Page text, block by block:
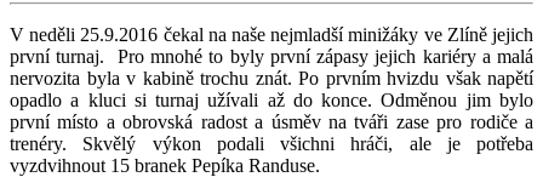
V neděli 25.9.2016 čekal na naše nejmladší minižáky ve Zlíně jejich
první turnaj. Pro mnohé to byly první zápasy jejich kariéry a malá
nervozita byla v kabině trochu znát. Po prvním hvizdu však napětí
opadlo a kluci si turnaj užívali až do konce. Odměnou jim bylo
první místo a obrovská radost a úsměv na tváři zase pro rodiče a
trenéry. Skvělý výkon podali všichni hráči, ale je potřeba
vyzdvihnout 15 branek Pepíka Randuse.